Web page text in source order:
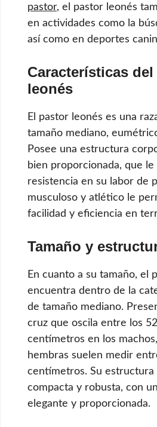
pastor, el pastor leonés
en actividades como la
así como en deportes
Características
leonés
El pastor leonés es una
tamaño mediano,
Posee una estructura
bien proporcionada, que
resistencia en su labor de
musculoso y atlético le
facilidad y eficiencia en
Tamaño y
En cuanto a su tamaño, el
encuentra dentro de la
de tamaño mediano.
cruz que oscila entre los
centímetros en los
hembras suelen medir
centímetros. Su estructura
compacta y robusta, con
elegante y proporcionada.